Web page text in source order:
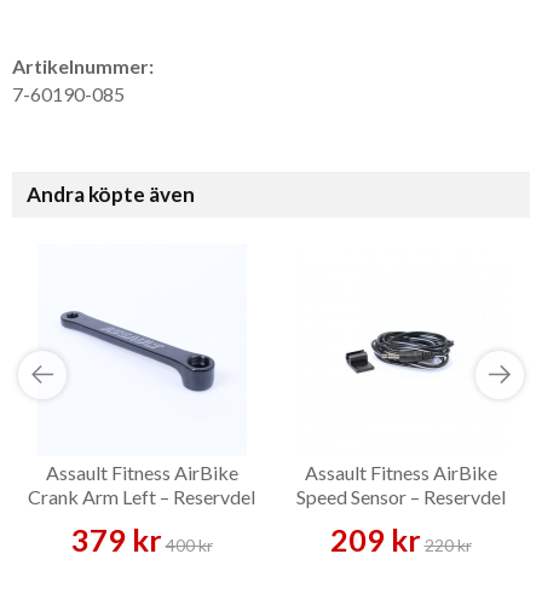
Artikelnummer:
7-60190-085
Andra köpte även
Assault Fitness AirBike
Crank Arm Left – Reservdel
379 kr400 kr
Assault Fitness AirBike
Speed Sensor – Reservdel
209 kr220 kr